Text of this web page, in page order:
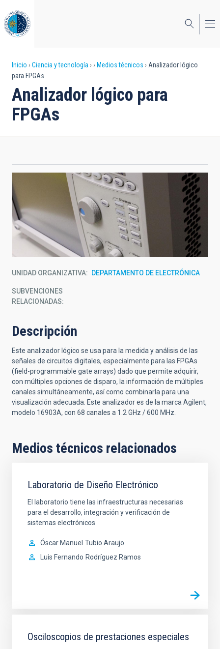
al
contenido
principal
Sobrescribir
enlaces
de
ayuda
navegación
Inicio Ciencia y tecnología Medios técnicos
Analizador lógico
para FPGAs
Analizador lógico para
FPGAs
UNIDAD ORGANIZATIVA DEPARTAMENTO DE ELECTRÓNICA
SUBVENCIONES
RELACIONADAS:
Descripción
Este analizador lógico se usa para la medida y análisis de las
señales de circuitos digitales, especialmente para las FPGAs
(field-programmable gate arrays) dado que permite adquirir,
con múltiples opciones de disparo, la información de múltiples
canales simultáneamente, así como combinarla para una
visualización adecuada. Este analizador es de la marca Agilent,
modelo 16903A, con 68 canales a 1.2 GHz / 600 MHz.
Medios técnicos relacionados
Laboratorio de Diseño Electrónico
El laboratorio tiene las infraestructuras necesarias
para el desarrollo, integración y verificación de
sistemas electrónicos
Óscar Manuel Tubio Araujo
Luis Fernando Rodríguez Ramos
Osciloscopios de prestaciones especiales